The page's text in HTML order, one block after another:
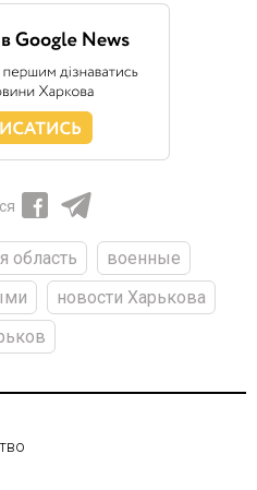
область
военные
новости Харькова